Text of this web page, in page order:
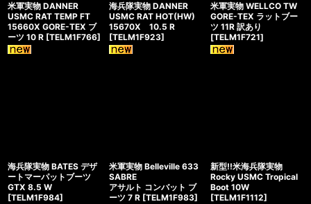
米軍実物 DANNER
USMC RAT TEMP FT
15660X GORE-TEX ブ
ーツ 10 R [TELM1F766]
海兵隊実物 DANNER
USMC RAT HOT(HW)
15670X 10.5 R
[TELM1F923]
米軍実物 WELLCO TW
GORE-TEX ラットブー
ツ 11R 訳あり
[TELM1F721]
海兵隊実物 BATES デザ
ートマーパットブーツ
GTX 8.5 W
[TELM1F984]
米軍実物 Belleville 633
SABRE
アサルト コンバット ブ
ーツ 7 R [TELM1F983]
新型!!米海兵隊実物
Rocky USMC Tropical
Boot 10W
[TELM1F1112]